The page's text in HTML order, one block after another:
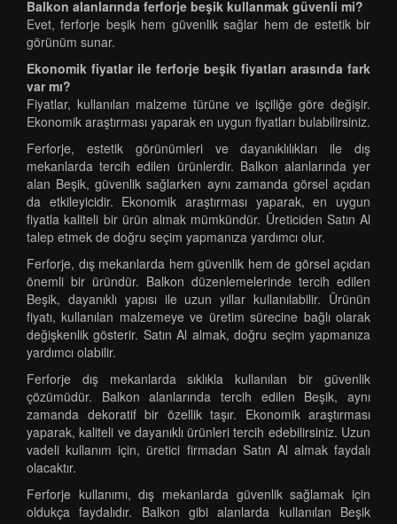
Balkon alanlarında ferforje beşik kullanmak güvenli mi?
Evet, ferforje beşik hem güvenlik sağlar hem de estetik bir
görünüm sunar.
Ekonomik fiyatlar ile ferforje beşik fiyatları arasında fark
var mı?
Fiyatlar, kullanılan malzeme türüne ve işçiliğe göre değişir.
Ekonomik araştırması yaparak en uygun fiyatları bulabilirsiniz.
Ferforje, estetik görünümleri ve dayanıklılıkları ile dış
mekanlarda tercih edilen ürünlerdir. Balkon alanlarında yer
alan Beşik, güvenlik sağlarken aynı zamanda görsel açıdan
da etkileyicidir. Ekonomik araştırması yaparak, en uygun
fiyatla kaliteli bir ürün almak mümkündür. Üreticiden Satın Al
talep etmek de doğru seçim yapmanıza yardımcı olur.
Ferforje, dış mekanlarda hem güvenlik hem de görsel açıdan
önemli bir üründür. Balkon düzenlemelerinde tercih edilen
Beşik, dayanıklı yapısı ile uzun yıllar kullanılabilir. Ürünün
fiyatı, kullanılan malzemeye ve üretim sürecine bağlı olarak
değişkenlik gösterir. Satın Al almak, doğru seçim yapmanıza
yardımcı olabilir.
Ferforje dış mekanlarda sıklıkla kullanılan bir güvenlik
çözümüdür. Balkon alanlarında tercih edilen Beşik, aynı
zamanda dekoratif bir özellik taşır. Ekonomik araştırması
yaparak, kaliteli ve dayanıklı ürünleri tercih edebilirsiniz. Uzun
vadeli kullanım için, üretici firmadan Satın Al almak faydalı
olacaktır.
Ferforje kullanımı, dış mekanlarda güvenlik sağlamak için
oldukça faydalıdır. Balkon gibi alanlarda kullanılan Beşik